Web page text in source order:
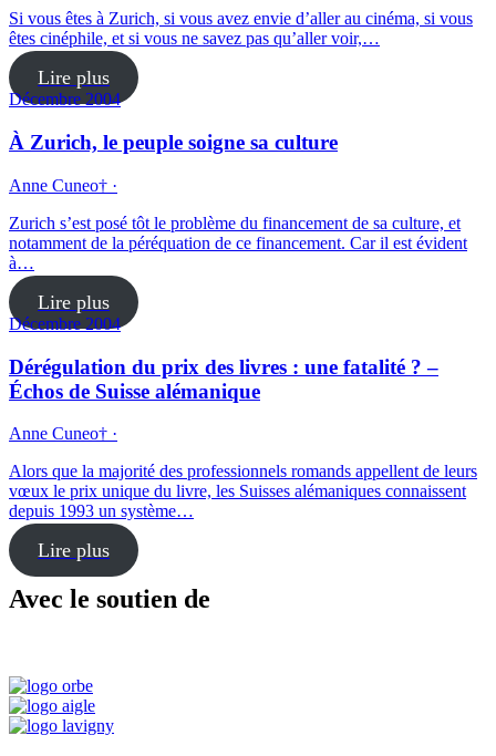
Si vous êtes à Zurich, si vous avez envie d’aller au cinéma, si vous
êtes cinéphile, et si vous ne savez pas qu’aller voir,…
Lire plus
Décembre 2004
À Zurich, le peuple soigne sa culture
Anne Cuneo† ·
Zurich s’est posé tôt le problème du financement de sa culture, et
notamment de la péréquation de ce financement. Car il est évident
à…
Lire plus
Décembre 2004
Dérégulation du prix des livres : une fatalité ? –
Échos de Suisse alémanique
Anne Cuneo† ·
Alors que la majorité des professionnels romands appellent de leurs
vœux le prix unique du livre, les Suisses alémaniques connaissent
depuis 1993 un système…
Lire plus
Avec le soutien de